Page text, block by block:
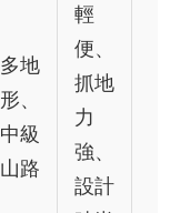
多地
形、
中級
山路
輕
便、
抓地
力
強、
設計